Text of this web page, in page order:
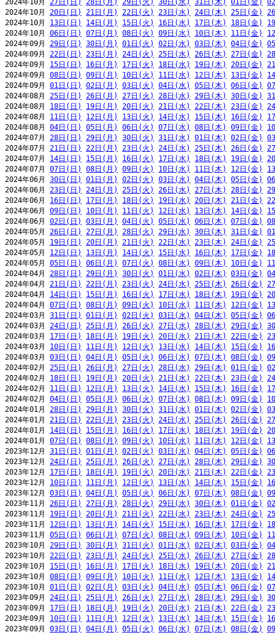
2024年10月 27日(日) 28日(月) 29日(火) 30日(水) 31日(木) 01日(金)
2024年10月 20日(日) 21日(月) 22日(火) 23日(水) 24日(木) 25日(金)
2024年10月 13日(日) 14日(月) 15日(火) 16日(水) 17日(木) 18日(金)
2024年10月 06日(日) 07日(月) 08日(火) 09日(水) 10日(木) 11日(金)
2024年09月 29日(日) 30日(月) 01日(火) 02日(水) 03日(木) 04日(金)
2024年09月 22日(日) 23日(月) 24日(火) 25日(水) 26日(木) 27日(金)
2024年09月 15日(日) 16日(月) 17日(火) 18日(水) 19日(木) 20日(金)
2024年09月 08日(日) 09日(月) 10日(火) 11日(水) 12日(木) 13日(金)
2024年09月 01日(日) 02日(月) 03日(火) 04日(水) 05日(木) 06日(金)
2024年08月 25日(日) 26日(月) 27日(火) 28日(水) 29日(木) 30日(金)
2024年08月 18日(日) 19日(月) 20日(火) 21日(水) 22日(木) 23日(金)
2024年08月 11日(日) 12日(月) 13日(火) 14日(水) 15日(木) 16日(金)
2024年08月 04日(日) 05日(月) 06日(火) 07日(水) 08日(木) 09日(金)
2024年07月 28日(日) 29日(月) 30日(火) 31日(水) 01日(木) 02日(金)
2024年07月 21日(日) 22日(月) 23日(火) 24日(水) 25日(木) 26日(金)
2024年07月 14日(日) 15日(月) 16日(火) 17日(水) 18日(木) 19日(金)
2024年07月 07日(日) 08日(月) 09日(火) 10日(水) 11日(木) 12日(金)
2024年06月 30日(日) 01日(月) 02日(火) 03日(水) 04日(木) 05日(金)
2024年06月 23日(日) 24日(月) 25日(火) 26日(水) 27日(木) 28日(金)
2024年06月 16日(日) 17日(月) 18日(火) 19日(水) 20日(木) 21日(金)
2024年06月 09日(日) 10日(月) 11日(火) 12日(水) 13日(木) 14日(金)
2024年06月 02日(日) 03日(月) 04日(火) 05日(水) 06日(木) 07日(金)
2024年05月 26日(日) 27日(月) 28日(火) 29日(水) 30日(木) 31日(金)
2024年05月 19日(日) 20日(月) 21日(火) 22日(水) 23日(木) 24日(金)
2024年05月 12日(日) 13日(月) 14日(火) 15日(水) 16日(木) 17日(金)
2024年05月 05日(日) 06日(月) 07日(火) 08日(水) 09日(木) 10日(金)
2024年04月 28日(日) 29日(月) 30日(火) 01日(水) 02日(木) 03日(金)
2024年04月 21日(日) 22日(月) 23日(火) 24日(水) 25日(木) 26日(金)
2024年04月 14日(日) 15日(月) 16日(火) 17日(水) 18日(木) 19日(金)
2024年04月 07日(日) 08日(月) 09日(火) 10日(水) 11日(木) 12日(金)
2024年03月 31日(日) 01日(月) 02日(火) 03日(水) 04日(木) 05日(金)
2024年03月 24日(日) 25日(月) 26日(火) 27日(水) 28日(木) 29日(金)
2024年03月 17日(日) 18日(月) 19日(火) 20日(水) 21日(木) 22日(金)
2024年03月 10日(日) 11日(月) 12日(火) 13日(水) 14日(木) 15日(金)
2024年03月 03日(日) 04日(月) 05日(火) 06日(水) 07日(木) 08日(金)
2024年02月 25日(日) 26日(月) 27日(火) 28日(水) 29日(木) 01日(金)
2024年02月 18日(日) 19日(月) 20日(火) 21日(水) 22日(木) 23日(金)
2024年02月 11日(日) 12日(月) 13日(火) 14日(水) 15日(木) 16日(金)
2024年02月 04日(日) 05日(月) 06日(火) 07日(水) 08日(木) 09日(金)
2024年01月 28日(日) 29日(月) 30日(火) 31日(水) 01日(木) 02日(金)
2024年01月 21日(日) 22日(月) 23日(火) 24日(水) 25日(木) 26日(金)
2024年01月 14日(日) 15日(月) 16日(火) 17日(水) 18日(木) 19日(金)
2024年01月 07日(日) 08日(月) 09日(火) 10日(水) 11日(木) 12日(金)
2023年12月 31日(日) 01日(月) 02日(火) 03日(水) 04日(木) 05日(金)
2023年12月 24日(日) 25日(月) 26日(火) 27日(水) 28日(木) 29日(金)
2023年12月 17日(日) 18日(月) 19日(火) 20日(水) 21日(木) 22日(金)
2023年12月 10日(日) 11日(月) 12日(火) 13日(水) 14日(木) 15日(金)
2023年12月 03日(日) 04日(月) 05日(火) 06日(水) 07日(木) 08日(金)
2023年11月 26日(日) 27日(月) 28日(火) 29日(水) 30日(木) 01日(金)
2023年11月 19日(日) 20日(月) 21日(火) 22日(水) 23日(木) 24日(金)
2023年11月 12日(日) 13日(月) 14日(火) 15日(水) 16日(木) 17日(金)
2023年11月 05日(日) 06日(月) 07日(火) 08日(水) 09日(木) 10日(金)
2023年10月 29日(日) 30日(月) 31日(火) 01日(水) 02日(木) 03日(金)
2023年10月 22日(日) 23日(月) 24日(火) 25日(水) 26日(木) 27日(金)
2023年10月 15日(日) 16日(月) 17日(火) 18日(水) 19日(木) 20日(金)
2023年10月 08日(日) 09日(月) 10日(火) 11日(水) 12日(木) 13日(金)
2023年10月 01日(日) 02日(月) 03日(火) 04日(水) 05日(木) 06日(金)
2023年09月 24日(日) 25日(月) 26日(火) 27日(水) 28日(木) 29日(金)
2023年09月 17日(日) 18日(月) 19日(火) 20日(水) 21日(木) 22日(金)
2023年09月 10日(日) 11日(月) 12日(火) 13日(水) 14日(木) 15日(金)
2023年09月 03日(日) 04日(月) 05日(火) 06日(水) 07日(木) 08日(金)